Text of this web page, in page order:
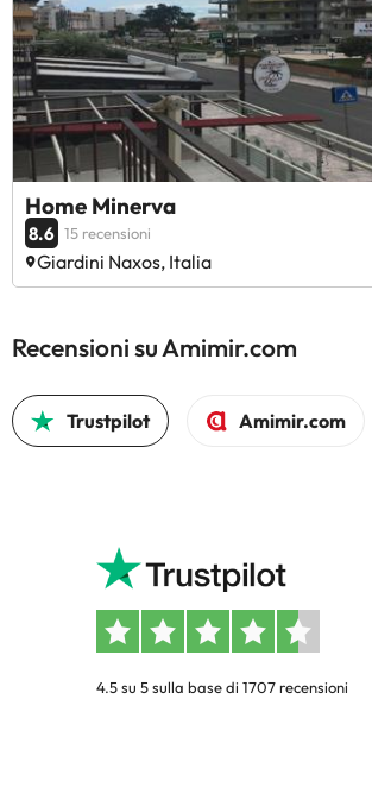
Home Minerva
8.6 15 recensioni
Giardini Naxos, Italia
Recensioni su Amimir.com
Trustpilot Amimir.com
4.5 su 5 sulla base di 1707 recensioni